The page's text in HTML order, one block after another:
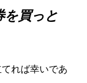
を買っと
れば幸いであ